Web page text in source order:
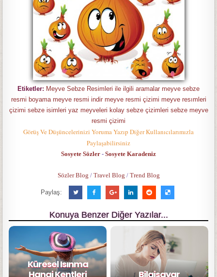
Etiketler: Meyve Sebze Resimleri ile ilgili aramalar meyve sebze
resmi boyama meyve resmi indir meyve resmi çizimi meyve resımleri
çizimi sebze isimleri yaz meyveleri kolay sebze çizimleri sebze meyve
resmi çizimi
Görüş Ve Düşüncelerinizi Yoruma Yazıp Diğer Kullanıcılarımızla
Paylaşabilirsiniz
Sosyete Sözler - Sosyete Karadeniz
Sözler Blog / Travel Blog / Trend Blog
Paylaş:
Konuya Benzer Diğer Yazılar...
Küresel Isınma
Hangi Kentleri
Bilgisayar